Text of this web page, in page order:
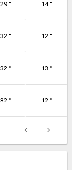
29 ° 14 °
32 ° 12 °
32 ° 13 °
32 ° 12 °